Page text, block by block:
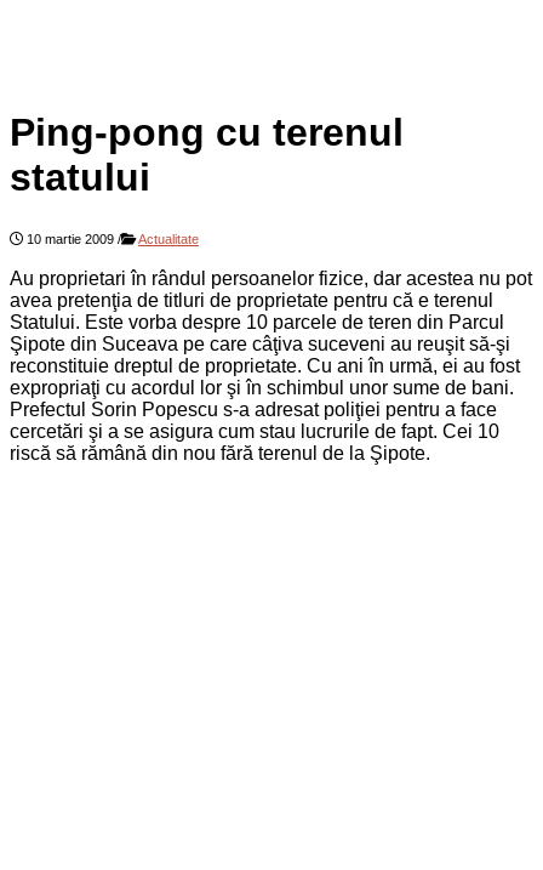
Ping-pong cu terenul
statului
10 martie 2009 / Actualitate
Au proprietari în rândul persoanelor fizice, dar acestea nu pot
avea pretenţia de titluri de proprietate pentru că e terenul
Statului. Este vorba despre 10 parcele de teren din Parcul
Şipote din Suceava pe care câţiva suceveni au reuşit să-şi
reconstituie dreptul de proprietate. Cu ani în urmă, ei au fost
expropriaţi cu acordul lor şi în schimbul unor sume de bani.
Prefectul Sorin Popescu s-a adresat poliţiei pentru a face
cercetări şi a se asigura cum stau lucrurile de fapt. Cei 10
riscă să rămână din nou fără terenul de la Şipote.